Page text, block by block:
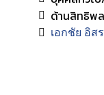
ด้านสิทธิพล
เอกชัย อิส